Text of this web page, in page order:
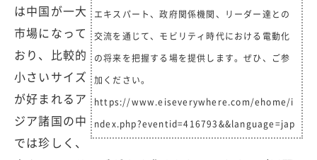
エキスパート、政府関係機関、リーダー達との
交流を通じて、モビリティ時代における電動化
の将来を把握する場を提供します。ぜひ、ご参
加ください。
https://www.eiseverywhere.com/ehome/i
ndex.php?eventid=416793&&language=jap
は中国が一大
市場になって
おり、比較的
小さいサイズ
が好まれるア
ジア諸国の中
では珍しく、